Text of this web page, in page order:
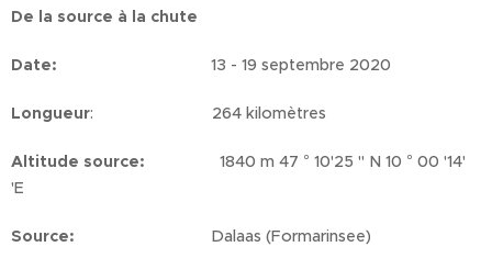
De la source à la chute
Date: 13 - 19 septembre 2020
Longueur: 264 kilomètres
Altitude source: 1840 m 47 ° 10'25 '' N 10 ° 00 '14'
'E
Source: Dalaas (Formarinsee)